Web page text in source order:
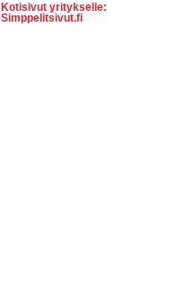
Kotisivut yritykselle:
Simppelitsivut.fi